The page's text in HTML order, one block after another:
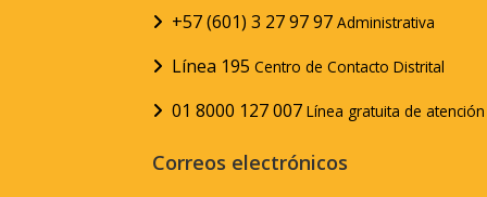
+57 (601) 3 27 97 97 Administrativa
Línea 195 Centro de Contacto Distrital
01 8000 127 007 Línea gratuita de
Correos electrónicos